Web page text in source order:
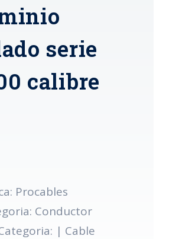
serie
calibre
Procables
Conductor
| Cable